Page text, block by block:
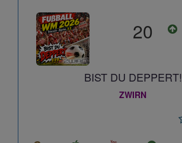
20
BIST DU DEPPERT!
ZWIRN